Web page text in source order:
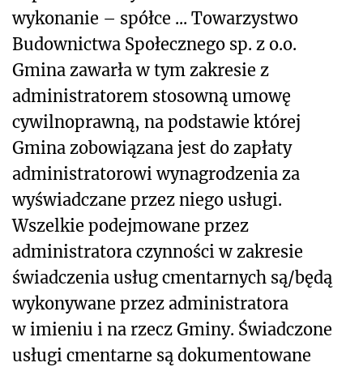
wykonanie – spółce ... Towarzystwo
Budownictwa Społecznego sp. z o.o.
Gmina zawarła w tym zakresie z
administratorem stosowną umowę
cywilnoprawną, na podstawie której
Gmina zobowiązana jest do zapłaty
administratorowi wynagrodzenia za
wyświadczane przez niego usługi.
Wszelkie podejmowane przez
administratora czynności w zakresie
świadczenia usług cmentarnych są/będą
wykonywane przez administratora
w imieniu i na rzecz Gminy. Świadczone
usługi cmentarne są dokumentowane